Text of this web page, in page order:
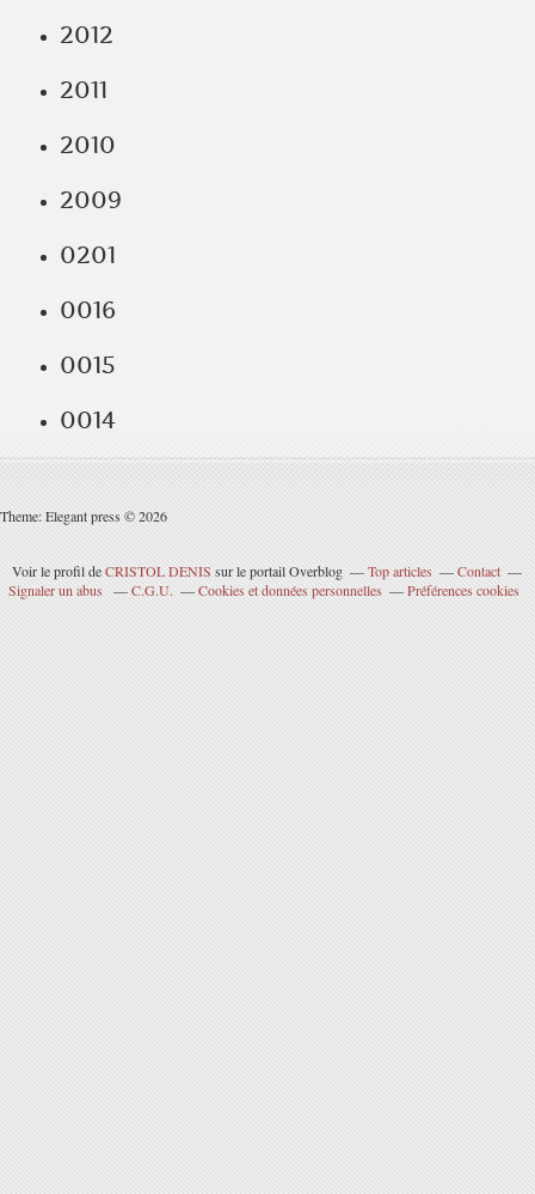
2012
2011
2010
2009
0201
0016
0015
0014
Theme: Elegant press © 2026
Voir le profil deCRISTOL DENIS sur le portail Overblog Top articles
Contact
Signaler un abus
C.G.U. Cookies et données personnelles Préférences cookies